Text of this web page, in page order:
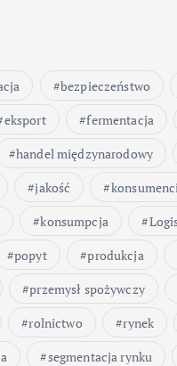
bezpieczeństwo
eksport fermentacja
handel międzynarodowy
jakość
konsumpcja
popyt produkcja
przemysł spożywczy
rolnictwo rynek
segmentacja rynku